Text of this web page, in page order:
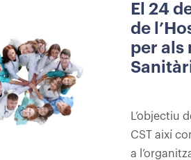
El 24
de
per als
CST així
a